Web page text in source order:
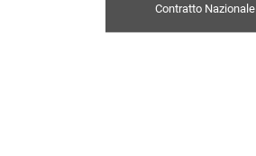
Contratto Nazionale